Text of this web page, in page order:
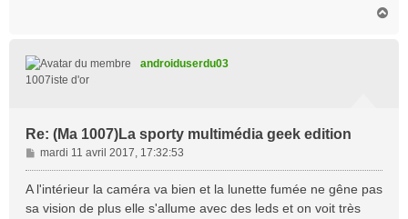
androiduserdu03
1007iste d'or
Re: (Ma 1007)La sporty multimédia geek edition
M
e
s
mardi 11 avril 2017, 17:32:53
A l'intérieur la caméra va bien et la lunette fumée ne gêne pas
sa vision de plus elle s'allume avec des leds et on voit très